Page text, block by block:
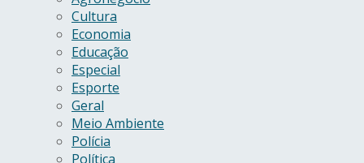
Cultura
Economia
Educação
Especial
Esporte
Geral
Meio Ambiente
Polícia
Política